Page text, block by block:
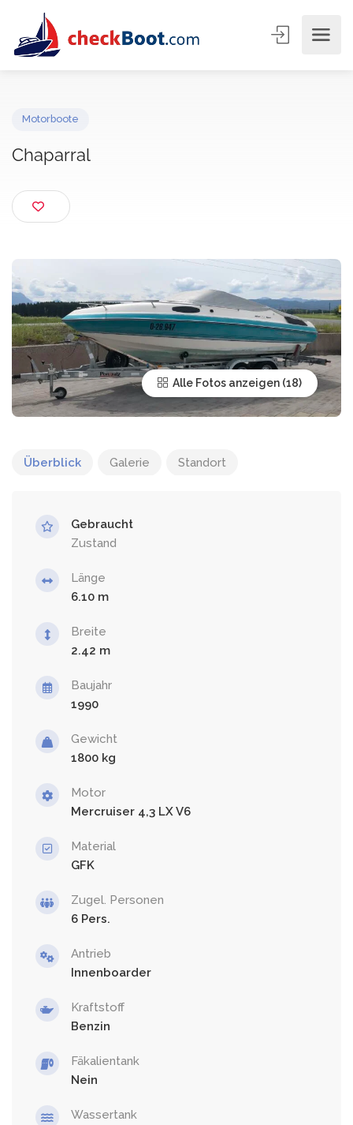
Chaparral
Alle Fotos anzeigen
Überblick Galerie Standort
Gebraucht
Zustand
Länge
6.10
Breite
2.42
Baujahr
1990
Gewicht
1800
Motor
Mercruiser 4,3 LX V6
Material
GFK
Zugel. Personen
6
Antrieb
Innenboarder
Kraftstoff
Benzin
Fäkalientank
Nein
Wassertank